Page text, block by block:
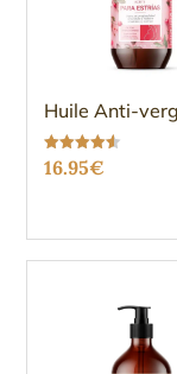
Huile Anti-
Note
4.50
16.95€